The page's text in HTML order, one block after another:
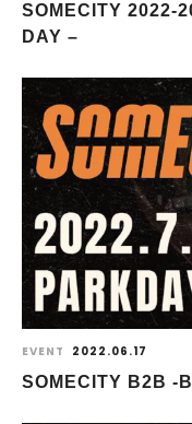
SOMECITY
DAY –
EVENT 2022.06.17
SOMECITY B2B -